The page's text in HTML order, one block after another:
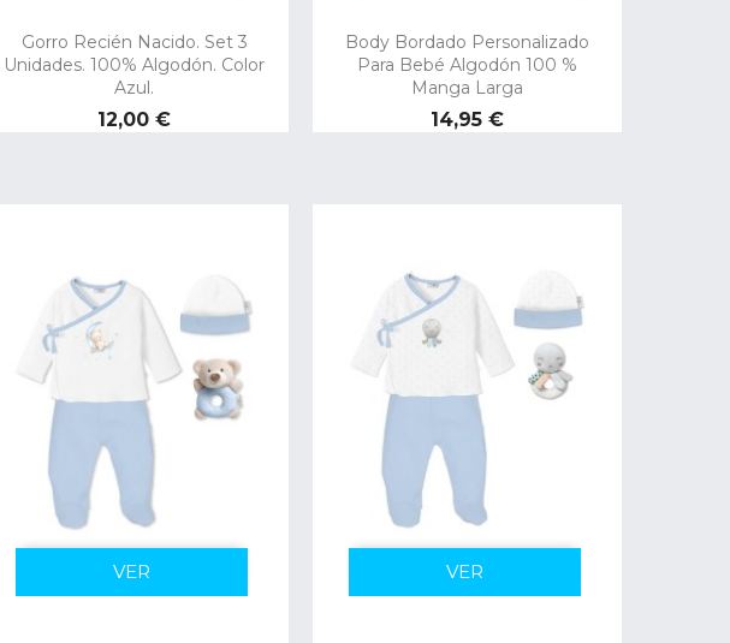
Gorro Recién Nacido. Set 3
Unidades. 100% Algodón. Color
Azul.
Precio
12,00 €
Body Bordado Personalizado
Para Bebé Algodón 100 %
Manga Larga
Precio
14,95 €
VER VER